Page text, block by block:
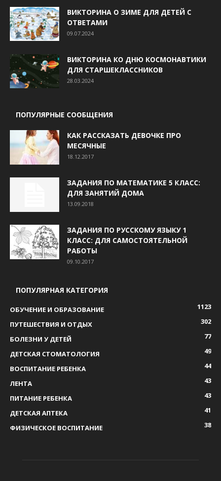
ВИКТОРИНА О ЗИМЕ ДЛЯ ДЕТЕЙ С
ОТВЕТАМИ
09.07.2024
ВИКТОРИНА КО ДНЮ КОСМОНАВТИКИ
ДЛЯ СТАРШЕКЛАССНИКОВ
28.03.2024
ПОПУЛЯРНЫЕ СООБЩЕНИЯ
КАК РАССКАЗАТЬ ДЕВОЧКЕ ПРО
МЕСЯЧНЫЕ
18.12.2017
ЗАДАНИЯ ПО МАТЕМАТИКЕ 5 КЛАСС:
ДЛЯ ЗАНЯТИЙ ДОМА
13.09.2018
ЗАДАНИЯ ПО РУССКОМУ ЯЗЫКУ 1
КЛАСС: ДЛЯ САМОСТОЯТЕЛЬНОЙ
РАБОТЫ
09.10.2017
ПОПУЛЯРНАЯ КАТЕГОРИЯ
ОБУЧЕНИЕ И ОБРАЗОВАНИЕ
1123
ПУТЕШЕСТВИЯ И ОТДЫХ
302
БОЛЕЗНИ У ДЕТЕЙ
77
ДЕТСКАЯ СТОМАТОЛОГИЯ
49
ВОСПИТАНИЕ РЕБЕНКА
44
ЛЕНТА
43
ПИТАНИЕ РЕБЕНКА
43
ДЕТСКАЯ АПТЕКА
41
ФИЗИЧЕСКОЕ ВОСПИТАНИЕ
38